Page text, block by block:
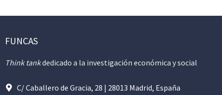
FUNCAS
Think tankdedicado a la investigación económica y social
C/ Caballero de Gracia, 28 | 28013 Madrid, España